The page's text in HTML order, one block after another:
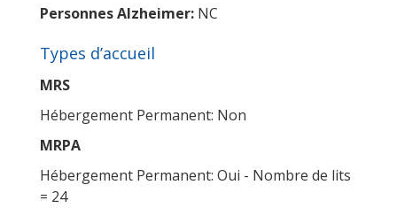
Personnes Alzheimer: NC
Types d’accueil
MRS
Hébergement Permanent: Non
MRPA
Hébergement Permanent: Oui - Nombre de lits
= 24